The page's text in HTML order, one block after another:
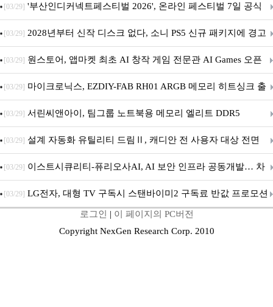
퍼 대기
[03/29] '부산인디커넥트페스티벌 2026', 온라인 페스티벌 7일 공식
개막... 22일간 진행
[03/29] 2028년부터 신작 디스크 없다, 소니 PS5 신규 패키지에 경고
문 추가
[03/29] 원스토어, 앱마켓 최초 AI 창작 게임 전문관 AI Games 오픈
[03/29] 마이크로닉스, EZDIY-FAB RH01 ARGB 메모리 히트싱크 출
시
[03/29] 서린씨앤아이, 팀그룹 노트북용 메모리 엘리트 DDR5
5600MHz 16GB 출시
[03/29] 설계 자동화 유틸리티 드림Ⅱ, 캐디안 전 사용자 대상 전면
무상 배포
[03/29] 이스트시큐리티-퓨리오사AI, AI 보안 인프라 공동개발… 차
세대 AI 보안 플랫폼 구축
[03/29] LG전자, 대형 TV 구독시 스탠바이미2 구독료 반값 프로모션
로그인 | 이 페이지의 PC버전
Copyright NexGen Research Corp. 2010